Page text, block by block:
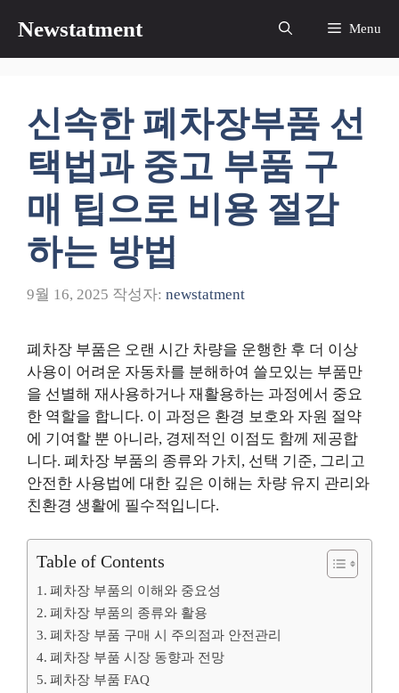
츠
Newstatment Menu
신속한 폐차장부품 선
택법과 중고 부품 구
매 팁으로 비용 절감
하는 방법
9월 16, 2025 작성자: newstatment
폐차장 부품은 오랜 시간 차량을 운행한 후 더 이상
사용이 어려운 자동차를 분해하여 쓸모있는 부품만
을 선별해 재사용하거나 재활용하는 과정에서 중요
한 역할을 합니다. 이 과정은 환경 보호와 자원 절약
에 기여할 뿐 아니라, 경제적인 이점도 함께 제공합
니다. 폐차장 부품의 종류와 가치, 선택 기준, 그리고
안전한 사용법에 대한 깊은 이해는 차량 유지 관리와
친환경 생활에 필수적입니다.
Table of Contents
폐차장 부품의 이해와 중요성
폐차장 부품의 종류와 활용
폐차장 부품 구매 시 주의점과 안전관리
폐차장 부품 시장 동향과 전망
폐차장 부품 FAQ